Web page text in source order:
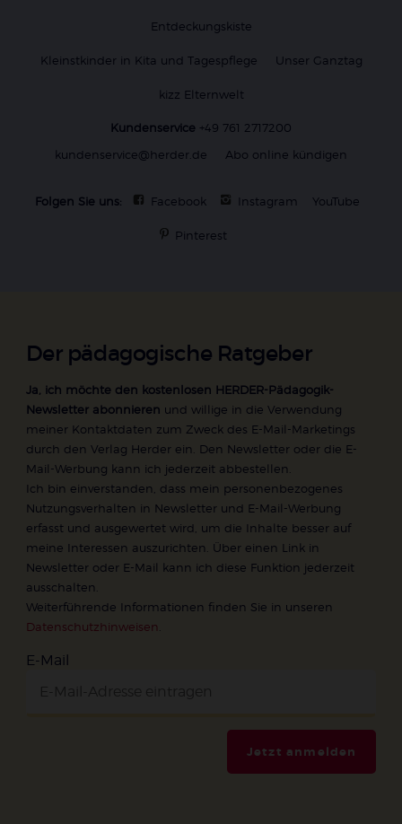
Entdeckungskiste
Kleinstkinder in Kita und Tagespflege Unser Ganztag
kizz Elternwelt
Kundenservice +49 761 2717200
kundenservice@herder.de
Abo online kündigen
Folgen Sie uns: Facebook Instagram YouTube
Pinterest
Der pädagogische Ratgeber
Ja, ich möchte den kostenlosen HERDER-Pädagogik-
Newsletter abonnieren und willige in die Verwendung
meiner Kontaktdaten zum Zweck des E-Mail-Marketings
durch den Verlag Herder ein. Den Newsletter oder die E-
Mail-Werbung kann ich jederzeit abbestellen.
Ich bin einverstanden, dass mein personenbezogenes
Nutzungsverhalten in Newsletter und E-Mail-Werbung
erfasst und ausgewertet wird, um die Inhalte besser auf
meine Interessen auszurichten. Über einen Link in
Newsletter oder E-Mail kann ich diese Funktion jederzeit
ausschalten.
Weiterführende Informationen finden Sie in unseren
Datenschutzhinweisen
E-Mail
Jetzt anmelden